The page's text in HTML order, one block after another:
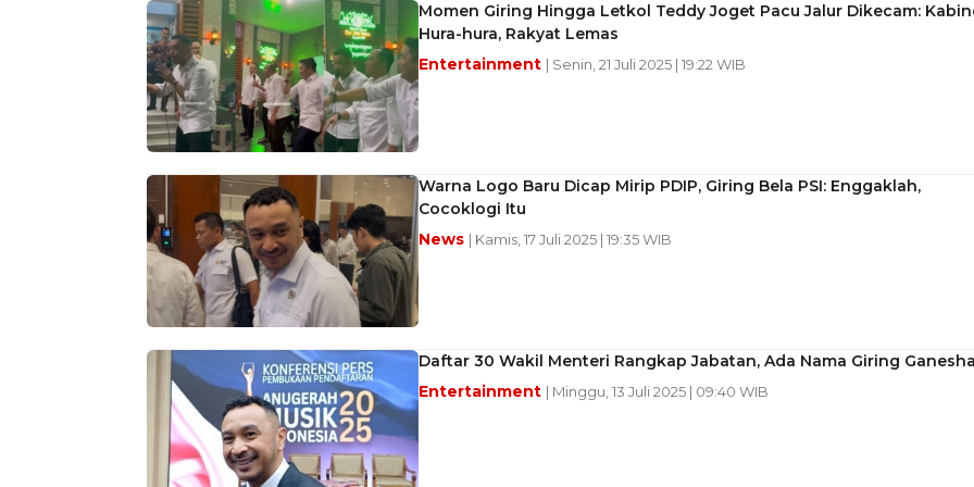
Momen Giring Hingga Letkol Teddy Joget Pacu Jalur Dikecam:
Hura-hura, Rakyat Lemas
Entertainment | Senin, 21 Juli 2025 | 19:22 WIB
Warna Logo Baru Dicap Mirip PDIP, Giring Bela PSI: Enggaklah,
Cocoklogi Itu
News | Kamis, 17 Juli 2025 | 19:35 WIB
Daftar 30 Wakil Menteri Rangkap Jabatan, Ada Nama Giring
Entertainment | Minggu, 13 Juli 2025 | 09:40 WIB